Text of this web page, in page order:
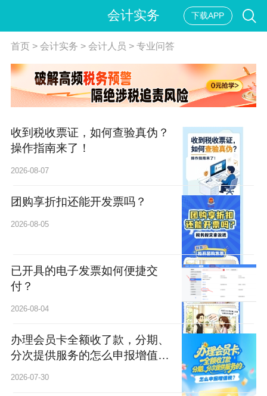
会计实务 下载APP
首页> 会计实务 > 会计人员 > 专业问答
收到税收票证，如何查验真伪？
操作指南来了！
2026-08-07
团购享折扣还能开发票吗？
2026-08-05
已开具的电子发票如何便捷交
付？
2026-08-04
办理会员卡全额收了款，分期、
分次提供服务的怎么申报增值
2026-07-30